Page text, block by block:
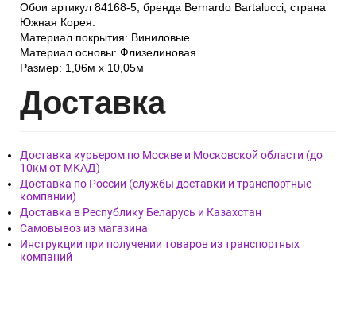
Обои артикул 84168-5, бренда Bernardo Bartalucci, страна
Южная Корея.
Материал покрытия: Виниловые
Материал основы: Флизелиновая
Размер: 1,06м х 10,05м
Доставка
Доставка курьером по Москве и Московской области (до
10км от МКАД)
Доставка по России (службы доставки и транспортные
компании)
Доставка в Республику Беларусь и Казахстан
Самовывоз из магазина
Инструкции при получении товаров из транспортных
компаний